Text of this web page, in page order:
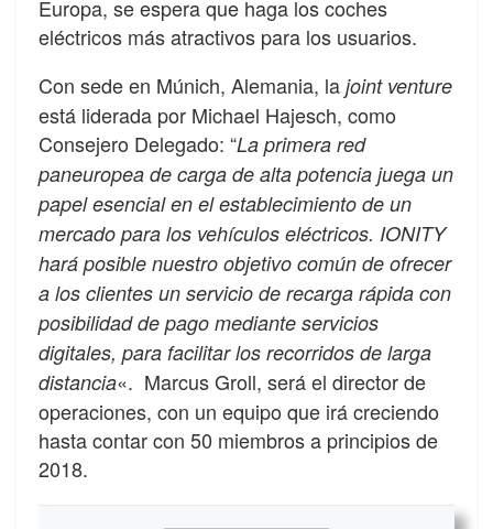
Europa, se espera que haga los coches
eléctricos más atractivos para los usuarios.
Con sede en Múnich, Alemania, la joint venture
está liderada por Michael Hajesch, como
Consejero Delegado: “La primera red
paneuropea de carga de alta potencia juega un
papel esencial en el establecimiento de un
mercado para los vehículos eléctricos. IONITY
hará posible nuestro objetivo común de ofrecer
a los clientes un servicio de recarga rápida con
posibilidad de pago mediante servicios
digitales, para facilitar los recorridos de larga
distancia«. Marcus Groll, será el director de
operaciones, con un equipo que irá creciendo
hasta contar con 50 miembros a principios de
2018.